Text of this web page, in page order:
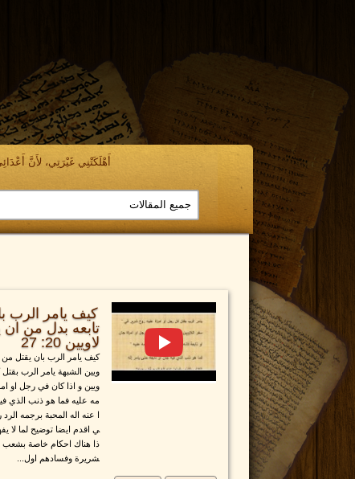
أَهْلَكَتْنِي غَيْرَتِي، لأَنَّ
كيف يامر الرب
لاويين 20: 27
كيف يامر الرب بان يقتل
ويين الشبهة يامر الرب
ويين و اذا كان في رجل او
مه عليه فما هو ذنب الذي
ا عنه اله المحبة برجمه
ي اقدم ايضا توضيح لما
ذا هناك احكام خاصة بشعب
شريرة وفسادهم اول...